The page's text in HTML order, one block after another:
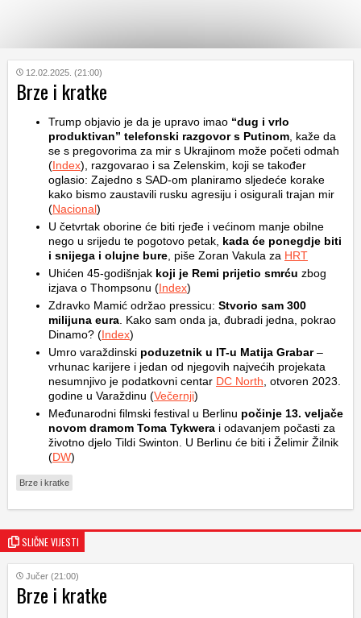
KATEGORIJE
HRVATSKI
WEB
12.02.2025. (21:00)
Brze i kratke
Trump objavio je da je upravo imao “dug i vrlo
produktivan” telefonski razgovor s Putinom , kaže da
se s pregovorima za mir s Ukrajinom može početi odmah
(Index), razgovarao i sa Zelenskim, koji se također
oglasio: Zajedno s SAD-om planiramo sljedeće korake
kako bismo zaustavili rusku agresiju i osigurali trajan mir
(Nacional)
U četvrtak oborine će biti rjeđe i većinom manje obilne
nego u srijedu te pogotovo petak, kada će ponegdje biti
i snijega i olujne bure , piše Zoran Vakula za HRT
Uhićen 45-godišnjak koji je Remi prijetio smrću zbog
izjava o Thompsonu (Index)
Zdravko Mamić održao pressicu: Stvorio sam 300
milijuna eura . Kako sam onda ja, đubradi jedna, pokrao
Dinamo? (Index)
Umro varaždinski poduzetnik u IT-u Matija Grabar–
vrhunac karijere i jedan od njegovih najvećih projekata
nesumnjivo je podatkovni centar DC North , otvoren 2023.
godine u Varaždinu (Večernji)
Međunarodni filmski festival u Berlinu počinje 13. veljače
novom dramom Toma Tykwera i odavanjem počasti za
životno djelo Tildi Swinton. U Berlinu će biti i Želimir Žilnik
(DW)
Brze i kratke
SLIČNE VIJESTI
Jučer (21:00)
Brze i kratke